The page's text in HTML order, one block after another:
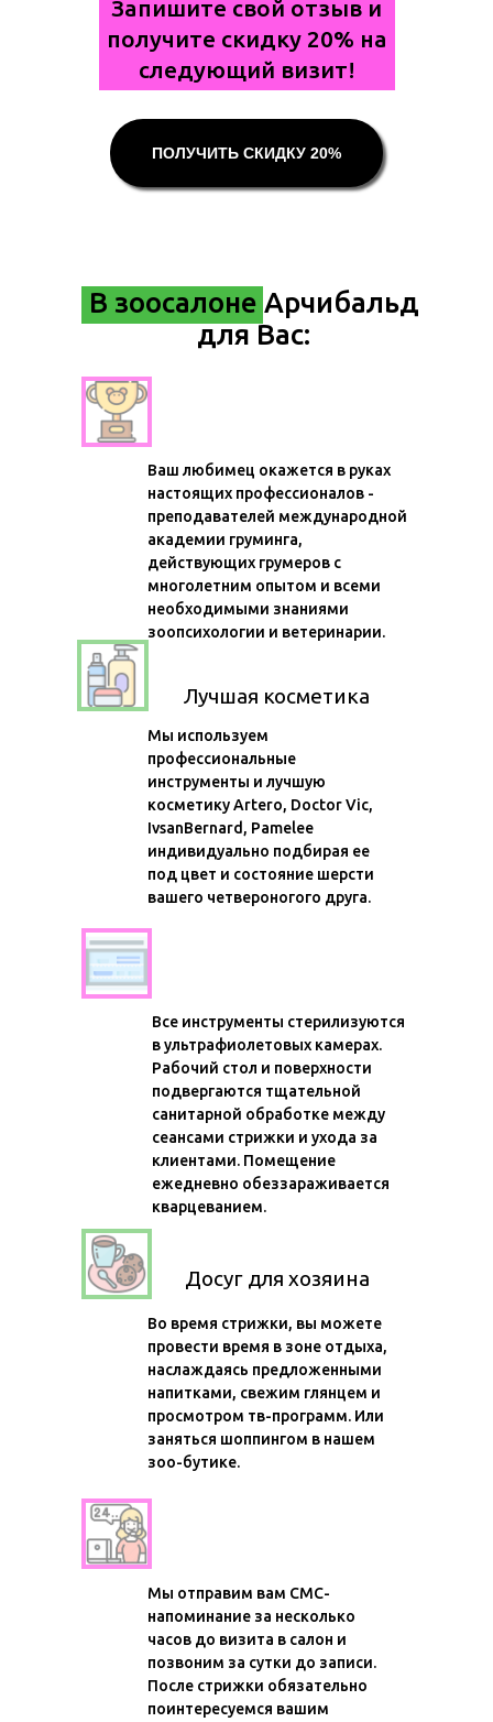
ПОЛУЧИТЬ СКИДКУ 20%
Запишите свой отзыв и
получите скидку 20% на
следующий визит!
В зоосалоне Арчибальд
для Вас:
Ваш любимец окажется в руках
настоящих профессионалов -
преподавателей международной
академии груминга,
действующих грумеров с
многолетним опытом и всеми
необходимыми знаниями
зоопсихологии и ветеринарии.
Мы используем
профессиональные
инструменты и лучшую
косметику Artero, Doctor Vic,
IvsanBernard, Pamelee
индивидуально подбирая ее
под цвет и состояние шерсти
вашего четвероногого друга.
Все инструменты стерилизуются
в ультрафиолетовых камерах.
Рабочий стол и поверхности
подвергаются тщательной
санитарной обработке между
сеансами стрижки и ухода за
клиентами. Помещение
ежедневно обеззараживается
кварцеванием.
Во время стрижки, вы можете
провести время в зоне отдыха,
наслаждаясь предложенными
напитками, свежим глянцем и
просмотром тв-программ. Или
заняться шоппингом в нашем
зоо-бутике.
Мы отправим вам СМС-
напоминание за несколько
часов до визита в салон и
позвоним за сутки до записи.
После стрижки обязательно
поинтересуемся вашим
Лучшая косметика
Досуг для хозяина